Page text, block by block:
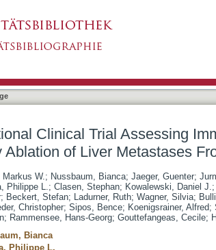
Immune Responses After
Clinical Trial Assessing
Ablation of Liver Metastases
Markus W.; Nussbaum, Bianca; Jaeger, Guenter;
Philippe L.; Clasen, Stephan; Kowalewski, Daniel J.;
; Beckert, Stefan; Ladurner, Ruth; Wagner, Silvia;
Christopher; Sipos, Bence; Koenigsrainer, Alfred;
; Rammensee, Hans-Georg; Gouttefangeas, Cecile;
Bianca
Philippe L.